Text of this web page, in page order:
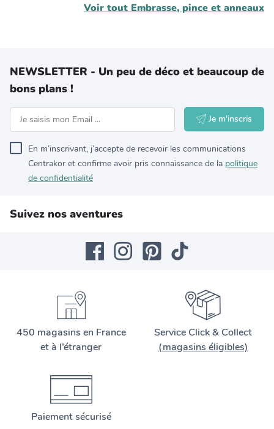
Voir tout Embrasse, pince et anneaux
NEWSLETTER - Un peu de déco et beaucoup de
bons plans !
Je m'inscris
En m’inscrivant, j’accepte de recevoir les communications
Centrakor et confirme avoir pris connaissance de la politique
de confidentialité
Suivez nos aventures
450 magasins en France
et à l’étranger
Service Click & Collect
(magasins éligibles)
Paiement sécurisé